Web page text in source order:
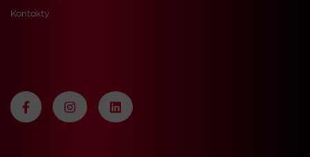
Kontakty